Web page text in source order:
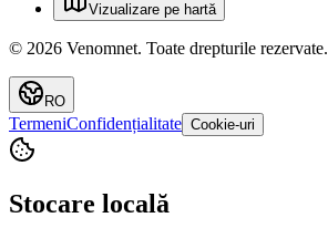
Vizualizare pe hartă
© 2026 Venomnet. Toate drepturile rezervate.
RO
TermeniConfidențialitate Cookie-uri
Stocare locală